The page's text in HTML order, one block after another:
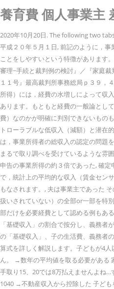
養育費 個人事業主
2020年10月20日. The following two
平成２０年５月１日, 前記のように，
ことをしやすいという特徴があります
審理−手続と裁判例の検討』／『家庭
１１号』最高裁判所事務総局ｐ３９，
所得）には，経費の水増しによって収
あります。もともと経費の一般論とし
費）なのかが明確に判別できないもの
トローラブルな低収入（減額）と潜在
は，事業所得者の総収入の認定の問題
まるで取り調べを受けているような雰
申告の事業所得の約３倍であった, 確定
で，統計上の平均的な収入（賃金セン
もなされます。, 夫は事業主であった
扱いされていない）の全部or一部を特
部だけを必要経費として認める例もあ
「基礎収入」の割合で按分し、義務者
の「基礎収入」、子の生活費、義務者
算式を詳しく解説します。子どもが4
ん。 →数年の平均値を取る必要がある
手取り15、20では8万払えませんよね…
1040 →不動産収入から控除した 子ど